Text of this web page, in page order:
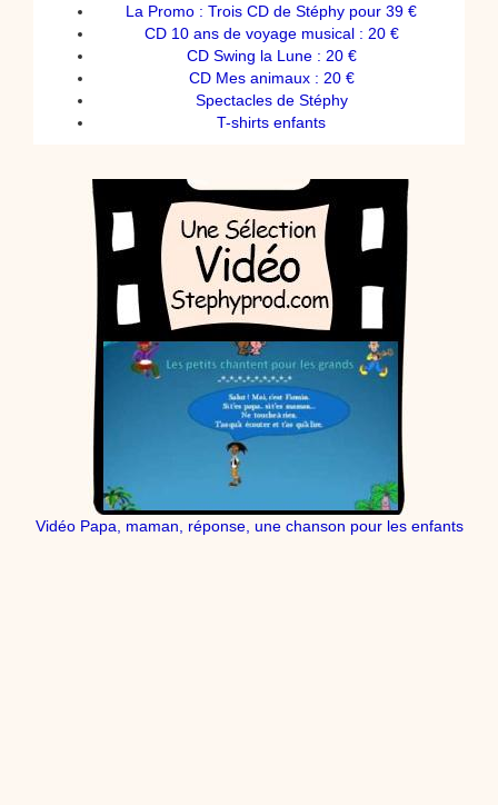
La Promo : Trois CD de Stéphy pour 39 €
CD 10 ans de voyage musical : 20 €
CD Swing la Lune : 20 €
CD Mes animaux : 20 €
Spectacles de Stéphy
T-shirts enfants
Vidéo Papa, maman, réponse, une chanson pour les enfants